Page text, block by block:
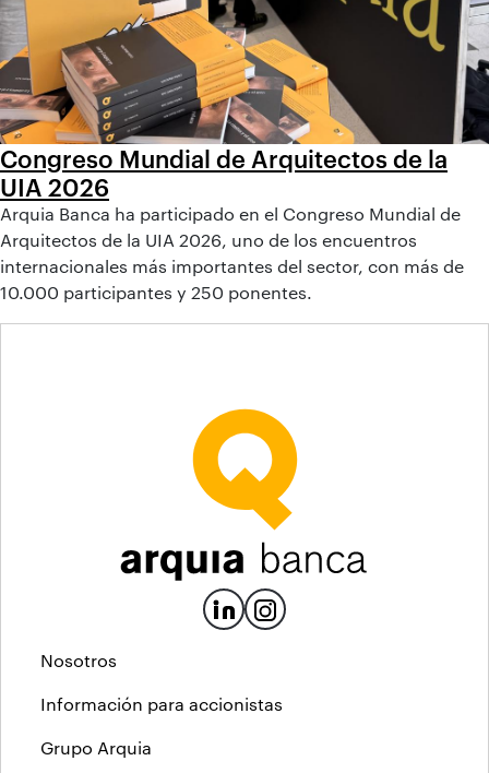
Congreso Mundial de Arquitectos de la
UIA 2026
Arquia Banca ha participado en el Congreso Mundial de
Arquitectos de la UIA 2026, uno de los encuentros
internacionales más importantes del sector, con más de
10.000 participantes y 250 ponentes.
Nosotros
Información para accionistas
Grupo Arquia